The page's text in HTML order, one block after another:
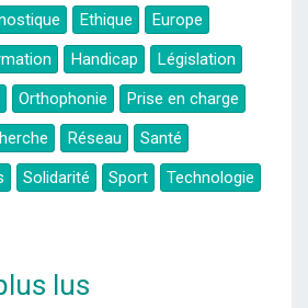
Ethique
Europe
Handicap
Législation
Orthophonie
Prise en charge
Réseau
Santé
Solidarité Sport
Technologie
lus